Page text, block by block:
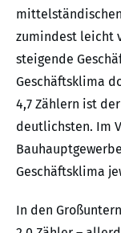
zumindest leicht
steigende
Geschäftsklima
4,7 Zählern ist
deutlichsten. Im
Geschäftsklima
In den